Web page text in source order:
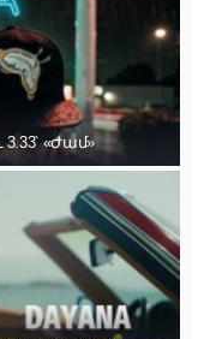
«Ժամ»